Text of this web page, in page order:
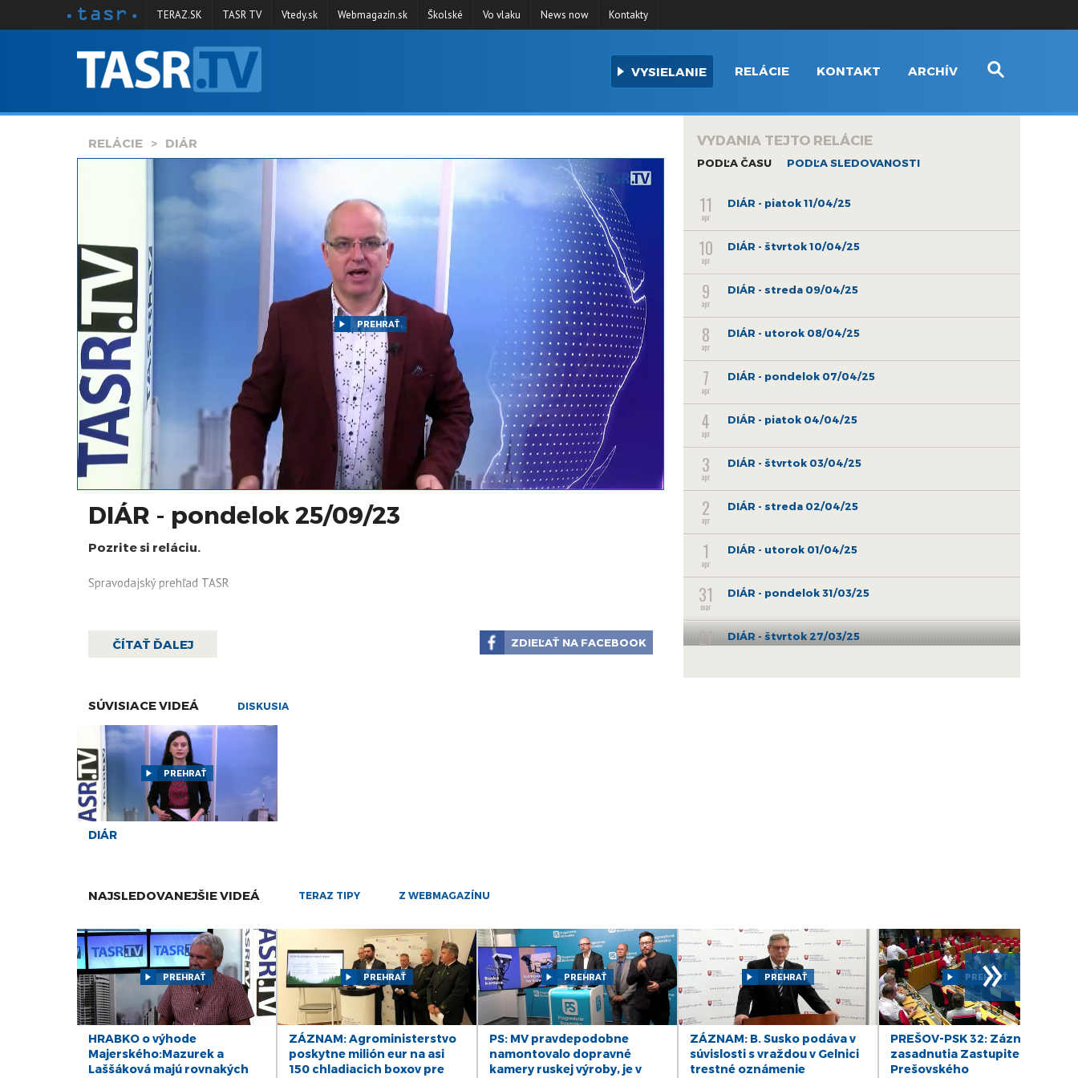
SPRAVODAJSTVO
TERAZ.SK TASR TV Vtedy.sk Webmagazín.sk Školské Vo vlaku News now Kontakty
VYSIELANIE RELÁCIE KONTAKT ARCHÍV
RELÁCIE DIÁR
PREHRAŤ
DIÁR - pondelok 25/09/23
Pozrite si reláciu.
Spravodajský prehľad TASR
ČÍTAŤ ĎALEJ ZDIEĽAŤ NA FACEBOOK
VYDANIA TEJTO RELÁCIE
PODĽA ČASU PODĽA SLEDOVANOSTI
11
apr
DIÁR - piatok 11/04/25
10
apr
DIÁR - štvrtok 10/04/25
9
apr
DIÁR - streda 09/04/25
8
apr
DIÁR - utorok 08/04/25
7
apr
DIÁR - pondelok 07/04/25
4
apr
DIÁR - piatok 04/04/25
3
apr
DIÁR - štvrtok 03/04/25
2
apr
DIÁR - streda 02/04/25
1
apr
DIÁR - utorok 01/04/25
31
mar
DIÁR - pondelok 31/03/25
27 DIÁR - štvrtok 27/03/25
26 DIÁR - streda 26/03/25
17 DIÁR - pondelok 17/03/25
14 DIÁR - piatok 14/03/25
13
mar
DIÁR - štvrtok 13/03/25
SÚVISIACE VIDEÁ DISKUSIA
PREHRAŤ
DIÁR
NAJSLEDOVANEJŠIE VIDEÁ TERAZ TIPY Z WEBMAGAZÍNU
PREHRAŤ
HRABKO o výhode
Majerského:Mazurek a
Laššáková majú rovnakých
PREHRAŤ
ZÁZNAM: Agroministerstvo
poskytne milión eur na asi
150 chladiacich boxov pre
PREHRAŤ
PS: MV pravdepodobne
namontovalo dopravné
kamery ruskej výroby, je v
PREHRAŤ
ZÁZNAM: B. Susko podáva v
súvislosti s vraždou v Gelnici
trestné oznámenie
PREHRAŤ
PREŠOV-PSK 32: Záznam
zasadnutia Zastupiteľstva
Prešovského
»